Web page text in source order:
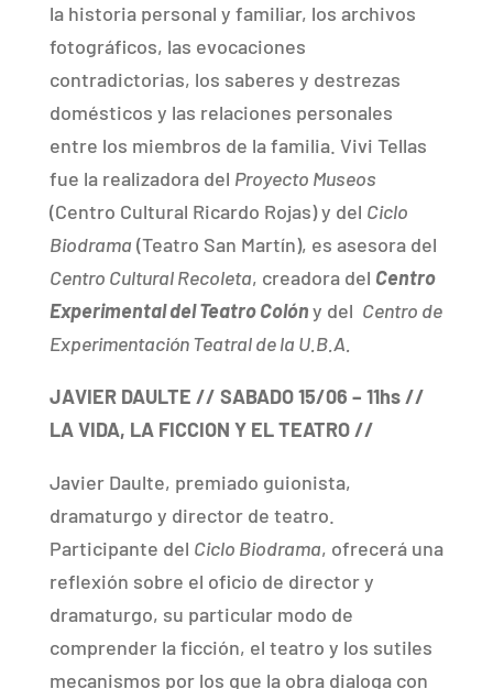
la historia personal y familiar, los archivos
fotográficos, las evocaciones
contradictorias, los saberes y destrezas
domésticos y las relaciones personales
entre los miembros de la familia. Vivi Tellas
fue la realizadora del Proyecto Museos
(Centro Cultural Ricardo Rojas) y del Ciclo
Biodrama (Teatro San Martín), es asesora del
Centro Cultural Recoleta, creadora del Centro
Experimental del Teatro Colóny del Centro de
Experimentación Teatral de la U.B.A.
JAVIER DAULTE // SABADO 15/06 – 11hs //
LA VIDA, LA FICCION Y EL TEATRO //
Javier Daulte, premiado guionista,
dramaturgo y director de teatro.
Participante del Ciclo Biodrama, ofrecerá una
reflexión sobre el oficio de director y
dramaturgo, su particular modo de
comprender la ficción, el teatro y los sutiles
mecanismos por los que la obra dialoga con